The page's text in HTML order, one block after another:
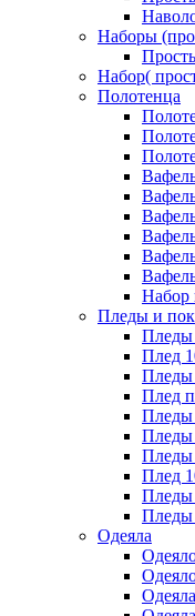
Наборы
Набор(
Полотенца
Набор
Пледы и
Пледы
Плед
Пледы
Плед
Пледы
Пледы
Пледы
Плед
Пледы
Пледы
Одеяла